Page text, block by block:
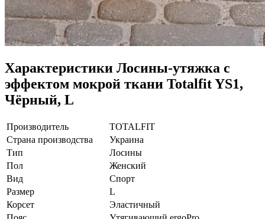
Характеристики Лосины-утяжка с
эффектом мокрой ткани Totalfit YS1,
Чёрный, L
Производитель
TOTALFIT
Страна производства
Украина
Тип
Лосины
Пол
Женский
Вид
Спорт
Размер
L
Корсет
Эластичный